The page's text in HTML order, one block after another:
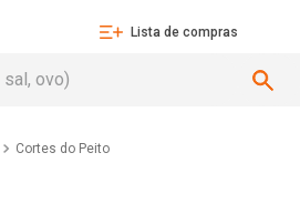
Lista de compras
Cortes do Peito